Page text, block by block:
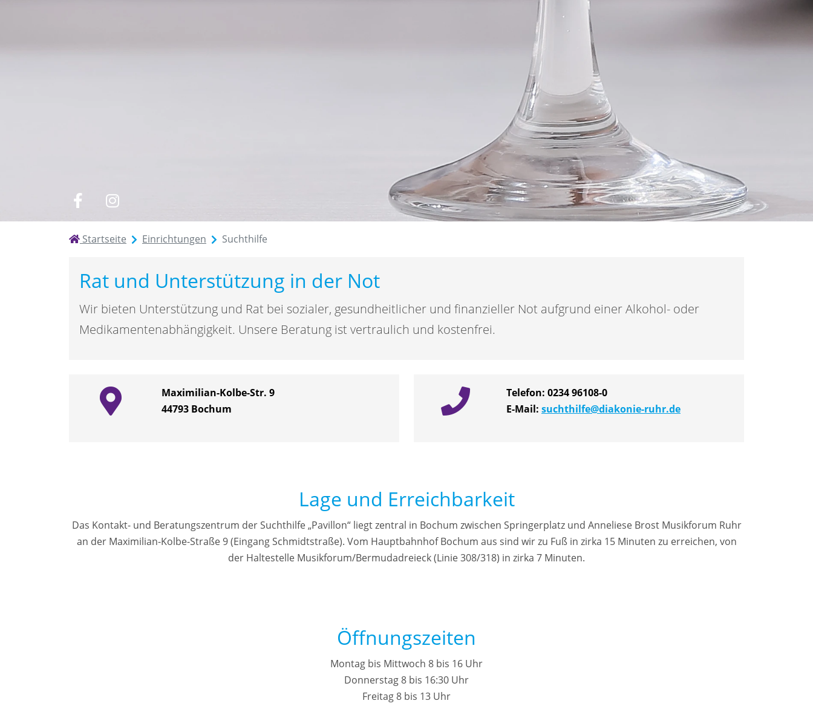
FacebookInstagram
Startseite Einrichtungen Suchthilfe
Rat und Unterstützung in der Not
Wir bieten Unterstützung und Rat bei sozialer, gesundheitlicher und finanzieller Not aufgrund einer Alkohol- oder
Medikamentenabhängigkeit. Unsere Beratung ist vertraulich und kostenfrei.
Maximilian-Kolbe-Str. 9
44793 Bochum
Telefon: 0234 96108-0
E-Mail: suchthilfe@diakonie-ruhr.de
Lage und Erreichbarkeit
Das Kontakt- und Beratungszentrum der Suchthilfe „Pavillon“ liegt zentral in Bochum zwischen Springerplatz und Anneliese Brost Musikforum Ruhr
an der Maximilian-Kolbe-Straße 9 (Eingang Schmidtstraße). Vom Hauptbahnhof Bochum aus sind wir zu Fuß in zirka 15 Minuten zu erreichen, von
der Haltestelle Musikforum/Bermudadreieck (Linie 308/318) in zirka 7 Minuten.
Öffnungszeiten
Montag bis Mittwoch 8 bis 16 Uhr
Donnerstag 8 bis 16:30 Uhr
Freitag 8 bis 13 Uhr